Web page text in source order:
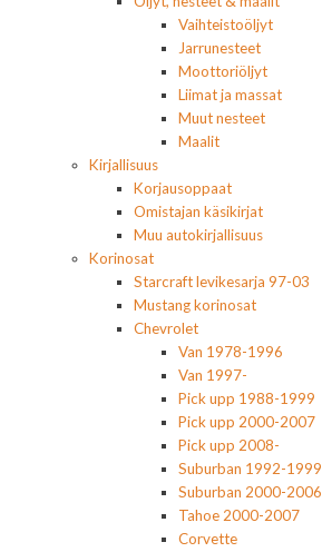
Vaihteistoöljyt
Jarrunesteet
Moottoriöljyt
Liimat ja massat
Muut nesteet
Maalit
Kirjallisuus
Korjausoppaat
Omistajan käsikirjat
Muu autokirjallisuus
Korinosat
Starcraft levikesarja 97-03
Mustang korinosat
Chevrolet
Van 1978-1996
Van 1997-
Pick upp 1988-1999
Pick upp 2000-2007
Pick upp 2008-
Suburban 1992-1999
Suburban 2000-2006
Tahoe 2000-2007
Corvette